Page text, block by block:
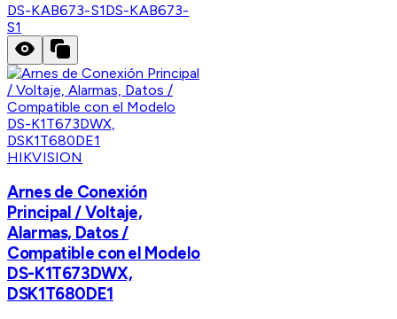
DS-KAB673-S1DS-KAB673-
S1
HIKVISION
Arnes de Conexión
Principal / Voltaje,
Alarmas, Datos /
Compatible con el Modelo
DS-K1T673DWX,
DSK1T680DE1